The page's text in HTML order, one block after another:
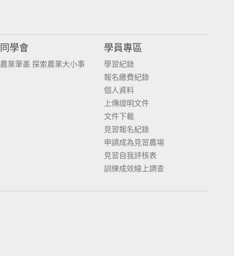
同學會
農業筆墨 探索農業大小事
學員專區
學習紀錄
報名繳費紀錄
個人資料
上傳證明文件
文件下載
見習報名紀錄
申請成為見習農場
見習自我評核表
訓練成效線上調查